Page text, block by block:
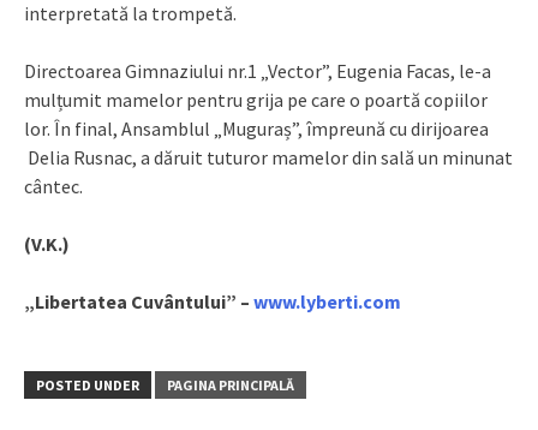
interpretată la trompetă.
Directoarea Gimnaziului nr.1 „Vector”, Eugenia Facas, le-a
mulțumit mamelor pentru grija pe care o poartă copiilor
lor. În final, Ansamblul „Muguraș”, împreună cu dirijoarea
Delia Rusnac, a dăruit tuturor mamelor din sală un minunat
cântec.
(V.K.)
„Libertatea Cuvântului” – www.lyberti.com
POSTED UNDER PAGINA PRINCIPALĂ